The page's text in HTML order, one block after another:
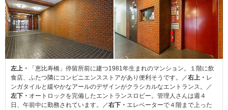
左上・
「恵比寿橋」停留所前に建つ1981年生まれのマンション。１階に飲
食店、ふたつ隣にコンビニエンスストアがあり便利そうです。／右上・ レ
ンガタイルと緩やかなアールのデザインがクラシカルなエントランス。／
左下・ オートロックを完備したエントランスロビー。管理人さんは週４
日、午前中に勤務されています。／右下・ エレベーターで４階まで上った